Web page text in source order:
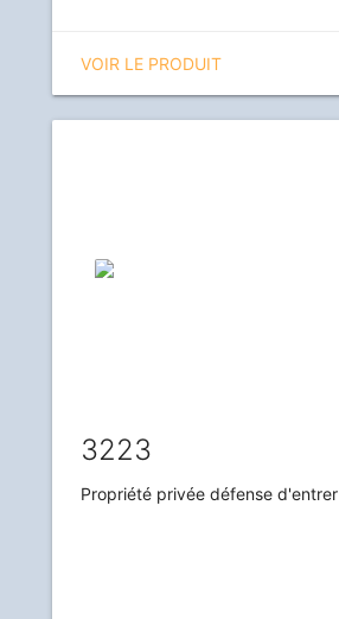
VOIR LE PRODUIT
3223
Propriété privée défense d'entrer